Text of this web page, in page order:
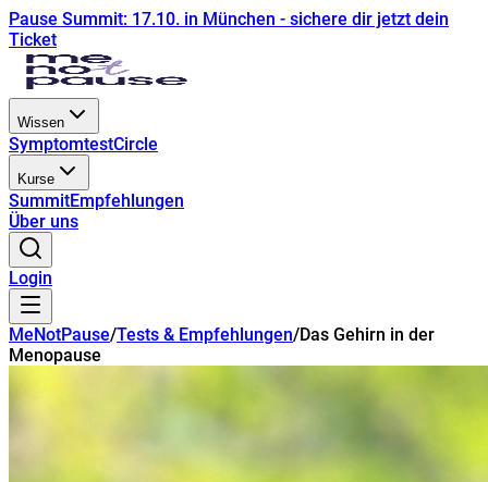
Pause Summit: 17.10. in München - sichere dir jetzt dein
Ticket
Wissen
SymptomtestCircle
Kurse
SummitEmpfehlungen
Über uns
Login
MeNotPause/Tests & Empfehlungen/Das Gehirn in der
Menopause